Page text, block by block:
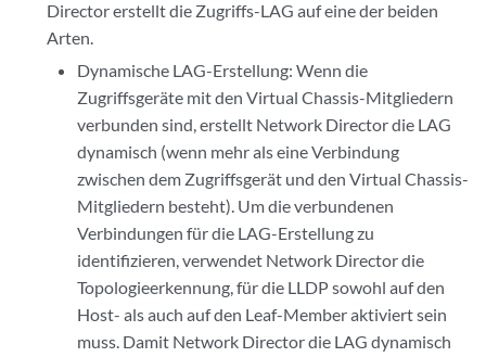
Director erstellt die Zugriffs-LAG auf eine der beiden
Arten.
Dynamische LAG-Erstellung: Wenn die
Zugriffsgeräte mit den Virtual Chassis-Mitgliedern
verbunden sind, erstellt Network Director die LAG
dynamisch (wenn mehr als eine Verbindung
zwischen dem Zugriffsgerät und den Virtual Chassis-
Mitgliedern besteht). Um die verbundenen
Verbindungen für die LAG-Erstellung zu
identifizieren, verwendet Network Director die
Topologieerkennung, für die LLDP sowohl auf den
Host- als auch auf den Leaf-Member aktiviert sein
muss. Damit Network Director die LAG dynamisch